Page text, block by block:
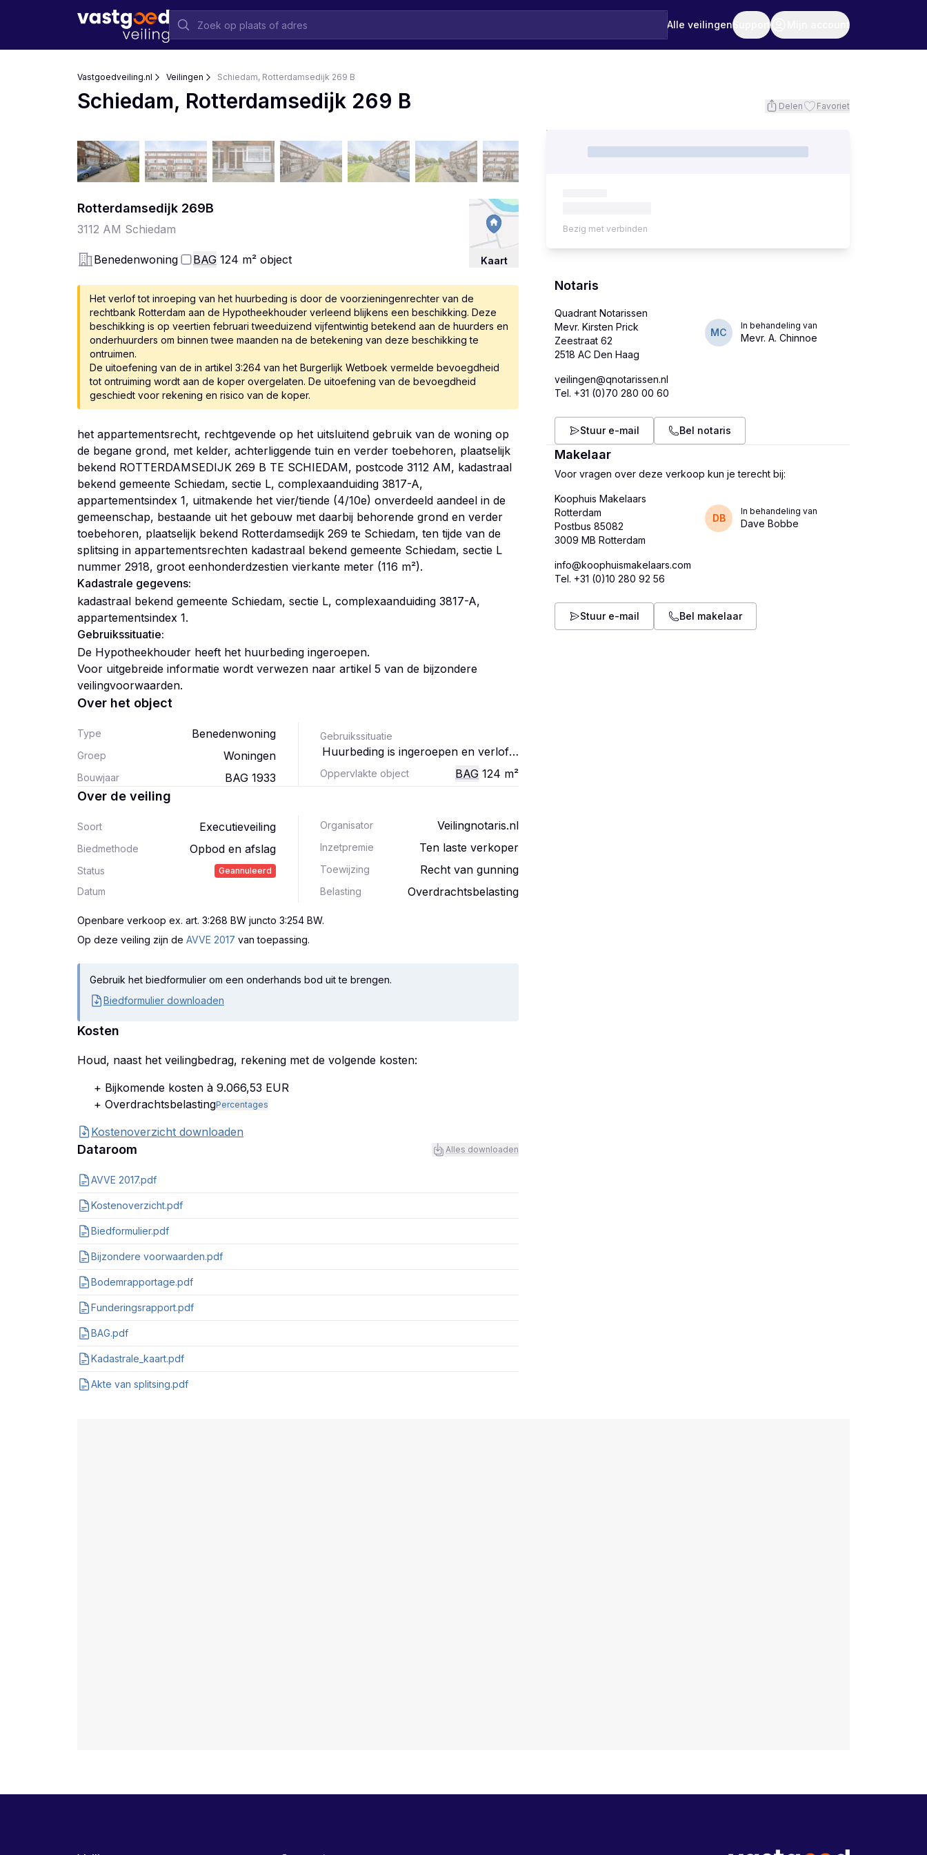
Alle veilingenSupport Mijn account
Vastgoedveiling.nl Veilingen Schiedam, Rotterdamsedijk 269 B
Schiedam, Rotterdamsedijk 269 B Delen Favoriet
Rotterdamsedijk 269B
3112 AM Schiedam
Benedenwoning BAG 124 m² object Kaart
Het verlof tot inroeping van het huurbeding is door de voorzieningenrechter van de
rechtbank Rotterdam aan de Hypotheekhouder verleend blijkens een beschikking. Deze
beschikking is op veertien februari tweeduizend vijfentwintig betekend aan de huurders en
onderhuurders om binnen twee maanden na de betekening van deze beschikking te
ontruimen.
De uitoefening van de in artikel 3:264 van het Burgerlijk Wetboek vermelde bevoegdheid
tot ontruiming wordt aan de koper overgelaten. De uitoefening van de bevoegdheid
het appartementsrecht, rechtgevende op het uitsluitend gebruik van de woning op
de begane grond, met kelder, achterliggende tuin en verder toebehoren, plaatselijk
bekend ROTTERDAMSEDIJK 269 B TE SCHIEDAM, postcode 3112 AM, kadastraal
bekend gemeente Schiedam, sectie L, complexaanduiding 3817-A,
appartementsindex 1, uitmakende het vier/tiende (4/10e) onverdeeld aandeel in de
gemeenschap, bestaande uit het gebouw met daarbij behorende grond en verder
toebehoren, plaatselijk bekend Rotterdamsedijk 269 te Schiedam, ten tijde van de
splitsing in appartementsrechten kadastraal bekend gemeente Schiedam, sectie L
nummer 2918, groot eenhonderdzestien vierkante meter (116 m²).
Kadastrale gegevens:
kadastraal bekend gemeente Schiedam, sectie L, complexaanduiding 3817-A,
appartementsindex 1.
Gebruikssituatie:
De Hypotheekhouder heeft het huurbeding ingeroepen.
Voor uitgebreide informatie wordt verwezen naar artikel 5 van de bijzondere
Over het object
Type Benedenwoning
Groep Woningen
Bouwjaar BAG 1933
Gebruikssituatie
Huurbeding is ingeroepen en verlof verkregen
Oppervlakte object BAG 124 m²
Over de veiling
Soort Executieveiling
Biedmethode Opbod en afslag
Status Geannuleerd
Datum
Organisator Veilingnotaris.nl
Inzetpremie Ten laste verkoper
Toewijzing Recht van gunning
Belasting Overdrachtsbelasting
Openbare verkoop ex. art. 3:268 BW juncto 3:254 BW.
Op deze veiling zijn de AVVE 2017 van toepassing.
Gebruik het biedformulier om een onderhands bod uit te brengen.
Biedformulier downloaden
Kosten
Houd, naast het veilingbedrag, rekening met de volgende kosten:
+ Bijkomende kosten à 9.066,53 EUR
+ OverdrachtsbelastingPercentages
Kostenoverzicht downloaden
Dataroom Alles downloaden
AVVE 2017.pdf
Kostenoverzicht.pdf
Biedformulier.pdf
Bijzondere voorwaarden.pdf
Bodemrapportage.pdf
Funderingsrapport.pdf
BAG.pdf
Kadastrale_kaart.pdf
Akte van splitsing.pdf
Bezig met verbinden
Notaris
Quadrant Notarissen
Mevr. Kirsten Prick
Zeestraat 62
MC
In behandeling van
Mevr. A. Chinnoe
veilingen@qnotarissen.nl
Tel. +31 (0)70 280 00 60
Stuur e-mail Bel notaris
Makelaar
Voor vragen over deze verkoop kun je terecht bij:
Koophuis Makelaars
Rotterdam
Postbus 85082
DB
In behandeling van
Dave Bobbe
info@koophuismakelaars.com
Tel. +31 (0)10 280 92 56
Stuur e-mail Bel makelaar